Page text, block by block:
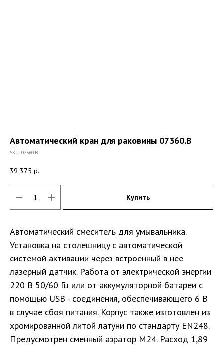
Автоматический кран для раковины 07360.B
SKU: 07360.B
39 375 р.
Купить
Автоматический смеситель для умывальника.
Установка на столешницу с автоматической
системой активации через встроенный в нее
лазерный датчик. Работа от электрической энергии
220 В 50/60 Гц или от аккумуляторной батареи с
помощью USB - соединения, обеспечивающего 6 В
в случае сбоя питания. Корпус также изготовлен из
хромированной литой латуни по стандарту EN248.
Предусмотрен сменный аэратор М24. Расход 1,89